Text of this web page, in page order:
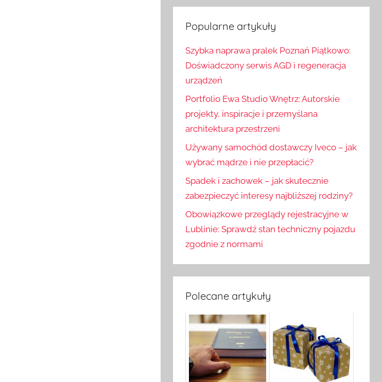
k
a
:
a
j
Popularne artykuły
Szybka naprawa pralek Poznań Piątkowo:
Doświadczony serwis AGD i regeneracja
urządzeń
Portfolio Ewa Studio Wnętrz: Autorskie
projekty, inspiracje i przemyślana
architektura przestrzeni
Używany samochód dostawczy Iveco – jak
wybrać mądrze i nie przepłacić?
Spadek i zachowek – jak skutecznie
zabezpieczyć interesy najbliższej rodziny?
Obowiązkowe przeglądy rejestracyjne w
Lublinie: Sprawdź stan techniczny pojazdu
zgodnie z normami
Polecane artykuły